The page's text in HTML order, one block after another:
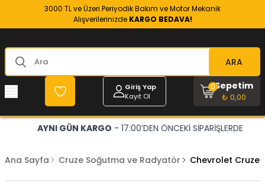
3000 TL ve Üzeri Periyodik Bakım ve Motor Mekanik
Alışverilerinizde KARGO BEDAVA!
ARA
Giriş Yap
Kayıt Ol
Sepetim
₺ 0,00
0
AYNI GÜN KARGO - 17:00’DEN ÖNCEKİ SİPARİŞLERDE
Ana Sayfa Cruze Soğutma ve Radyatör Chevrolet Cruze